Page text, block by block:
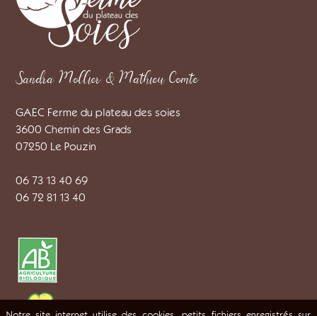
Sandra Mollier & Mathieu Comte
GAEC Ferme du plateau des soies
3600 Chemin des Grads
07250 Le Pouzin
06 73 13 40 69
06 72 81 13 40